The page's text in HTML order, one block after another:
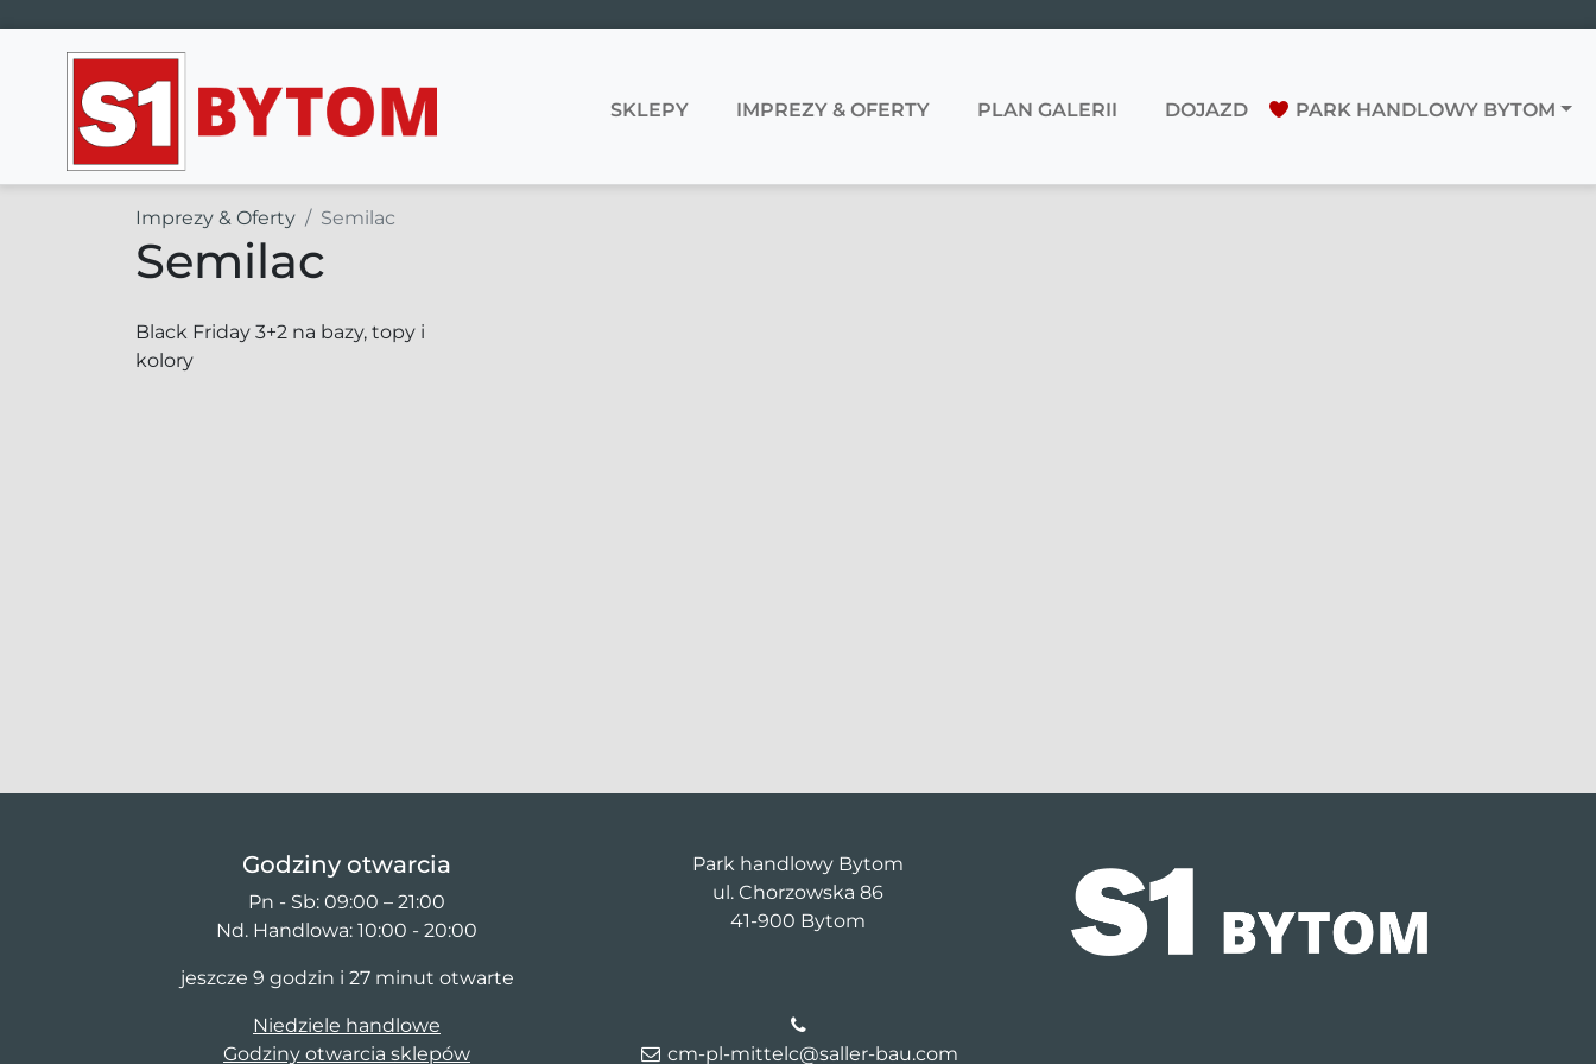
Main Navigation SKLEPY IMPREZY & OFERTY PLAN GALERII DOJAZD PARK HANDLOWY BYTOM
Imprezy & Oferty Semilac
Semilac
Black Friday 3+2 na bazy, topy i
kolory
Godziny otwarcia
Pn - Sb: 09:00 – 21:00
Nd. Handlowa: 10:00 - 20:00
jeszcze 9 godzin i 27 minut otwarte
Niedziele handlowe
Godziny otwarcia sklepów
Park handlowy Bytom
ul. Chorzowska 86
41-900 Bytom
cm-pl-mittelc@saller-bau.com